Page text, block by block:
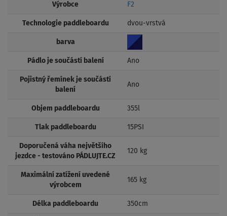
Výrobce F2
Technologie paddleboardu dvou-vrstvá
barva
Pádlo je součástí balení Ano
Pojistný řemínek je součástí
balení
Ano
Objem paddleboardu 355l
Tlak paddleboardu 15PSI
Doporučená váha největšího
jezdce - testováno PÁDLUJTE.CZ
120 kg
Maximální zatížení uvedené
výrobcem
165 kg
Délka paddleboardu 350cm